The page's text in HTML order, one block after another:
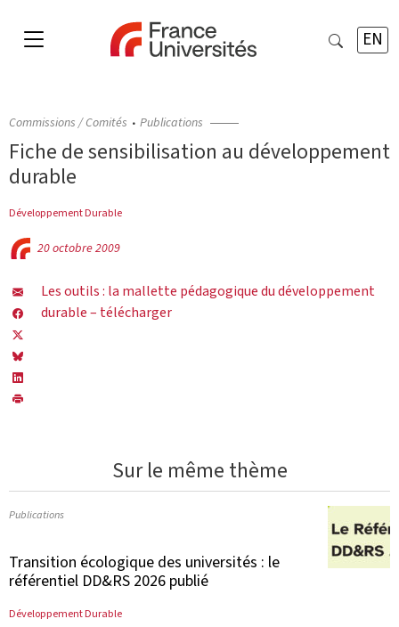
EN
Commissions / Comités Publications
Fiche de sensibilisation au développement
durable
Développement Durable
20 octobre 2009
Les outils : la mallette pédagogique du développement
durable – télécharger
Sur le même thème
Publications
Transition écologique des universités : le
référentiel DD&RS 2026 publié
Développement Durable